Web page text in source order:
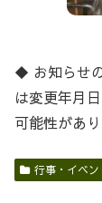
◆ お知らせ
は変更年月
可能性があり
行事・イベン